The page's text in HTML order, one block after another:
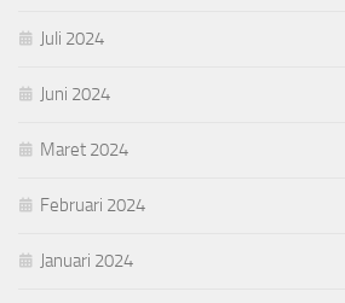
Juli 2024
Juni 2024
Maret 2024
Februari 2024
Januari 2024